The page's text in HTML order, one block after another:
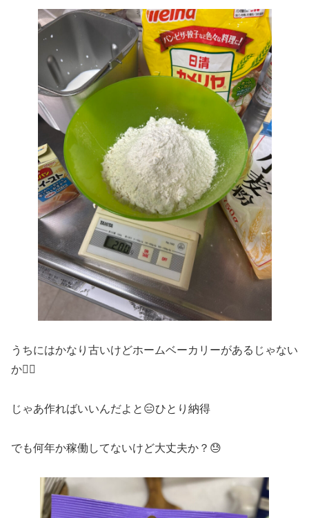
うちにはかなり古いけどホームベーカリーがあるじゃない
か🙂‍↕️
じゃあ作ればいいんだよと😑ひとり納得
でも何年か稼働してないけど大丈夫か？😓